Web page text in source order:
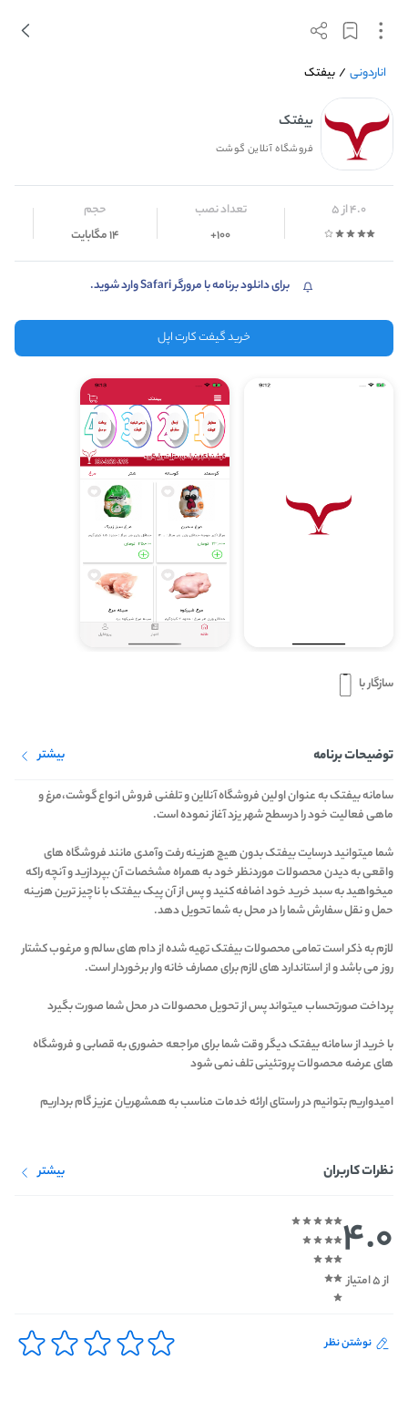
اناردونی /بیفتک
بیفتک
فروشگاه آنلاین گوشت
4.0 از 5 تعداد نصب
100+
حجم
14 مگابایت
برای دانلود برنامه با مرورگر Safari وارد شوید.
خرید گیفت کارت اپل
سازگار با
توضیحات برنامه بیشتر
سامانه بیفتک به عنوان اولین فروشگاه آنلاین و تلفنی فروش انواع گوشت،مرغ و
ماهی فعالیت خود را درسطح شهر یزد آغاز نموده است.
شما میتوانید درسایت بیفتک بدون هیچ هزینه رفت وآمدی مانند فروشگاه های
واقعی به دیدن محصولات موردنظر خود به همراه مشخصات آن بپردازید و آنچه راکه
میخواهید به سبد خرید خود اضافه کنید و پس از آن پیک بیفتک با ناچیز ترین هزینه
حمل و نقل سفارش شما را در محل به شما تحویل دهد.
لازم به ذکر است تمامی محصولات بیفتک تهیه شده از دام های سالم و مرغوب کشتار
روز می باشد و از استاندارد های لازم برای مصارف خانه وار برخوردار است.
پرداخت صورتحساب میتواند پس از تحویل محصولات در محل شما صورت بگیرد
با خرید از سامانه بیفتک دیگر وقت شما برای مراجعه حضوری به قصابی و فروشگاه
های عرضه محصولات پروتئینی تلف نمی شود
امیدواریم بتوانیم در راستای ارائه خدمات مناسب به همشهریان عزیز گام برداریم
نظرات کاربران بیشتر
4.0
از 5 امتیاز
نوشتن نظر